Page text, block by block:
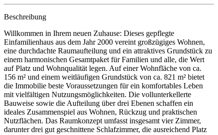
Beschreibung
Willkommen in Ihrem neuen Zuhause: Dieses gepflegte
Einfamilienhaus aus dem Jahr 2000 vereint großzügiges Wohnen,
eine durchdachte Raumaufteilung und ein attraktives Grundstück zu
einem harmonischen Gesamtpaket für Familien und alle, die Wert
auf Platz und Wohnqualität legen. Auf einer Wohnfläche von ca.
156 m² und einem weitläufigen Grundstück von ca. 821 m² bietet
die Immobilie beste Voraussetzungen für ein komfortables Leben
mit vielfältigen Nutzungsmöglichkeiten. Die vollunterkellerte
Bauweise sowie die Aufteilung über drei Ebenen schaffen ein
ideales Zusammenspiel aus Wohnen, Rückzug und praktischen
Nutzflächen. Das Raumkonzept umfasst insgesamt vier Zimmer,
darunter drei gut geschnittene Schlafzimmer, die ausreichend Platz